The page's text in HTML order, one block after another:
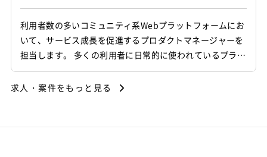
利用者数の多いコミュニティ系Webプラットフォームにお
いて、サービス成長を促進するプロダクトマネージャーを
担当します。 多くの利用者に日常的に使われているプラッ
トフォームを対象に、利用者体験の向上と事業成長の両立
を推進するポジションです。 課題設定から施策立案、仕様
に仮説を立て、チームと...
求人・案件をもっと見る